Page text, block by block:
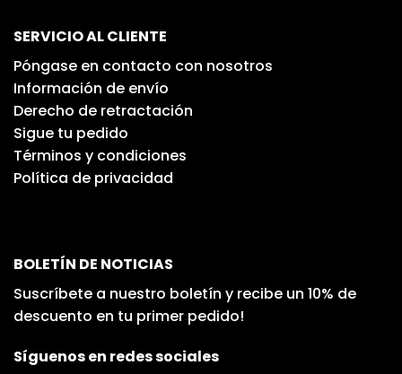
SERVICIO AL CLIENTE
Póngase en contacto con nosotros
Información de envío
Derecho de retractación
Sigue tu pedido
Términos y condiciones
Política de privacidad
BOLETÍN DE NOTICIAS
Suscríbete a nuestro boletín y recibe un 10% de
descuento en tu primer pedido!
Síguenos en redes sociales